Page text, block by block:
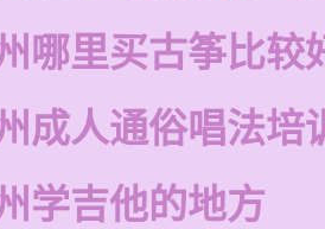
哪里买古筝比较
成人通俗唱法培
学吉他的地方